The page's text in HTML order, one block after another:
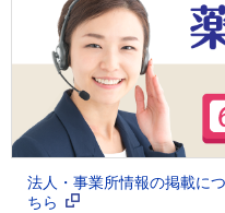
法人・事業所情報の掲載に
ちら